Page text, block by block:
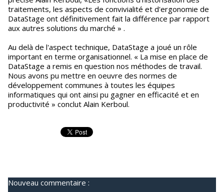
traitements, les aspects de convivialité et d'ergonomie de
DataStage ont définitivement fait la différence par rapport
aux autres solutions du marché » .
Au delà de l'aspect technique, DataStage a joué un rôle
important en terme organisationnel. « La mise en place de
DataStage a remis en question nos méthodes de travail.
Nous avons pu mettre en oeuvre des normes de
développement communes à toutes les équipes
informatiques qui ont ainsi pu gagner en efficacité et en
productivité » conclut Alain Kerboul.
Nouveau commentaire :